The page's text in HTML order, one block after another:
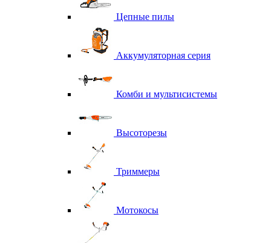
Цепные пилы
Аккумуляторная серия
Комби и мультисистемы
Высоторезы
Триммеры
Мотокосы